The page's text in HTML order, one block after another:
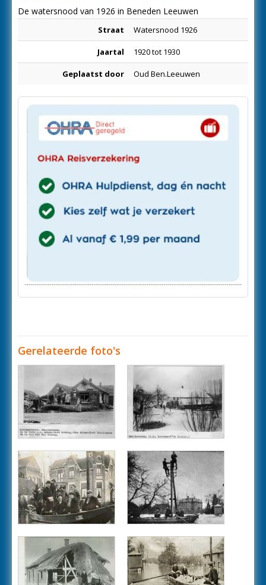
De watersnood van 1926 in Beneden Leeuwen
Straat Watersnood 1926
Jaartal 1920 tot 1930
Geplaatst door Oud Ben.Leeuwen
Gerelateerde foto's